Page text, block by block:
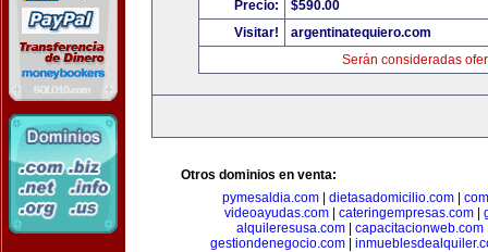
Precio:
$590.00
Visitar!
argentinatequiero.com
Serán consideradas
Otros dominios en venta:
pymesaldia.com| dietasadomicilio.com|
videoayudas.com| cateringempresas.com|
alquileresusa.com
capacitacionweb.com
gestiondenegocio.com|